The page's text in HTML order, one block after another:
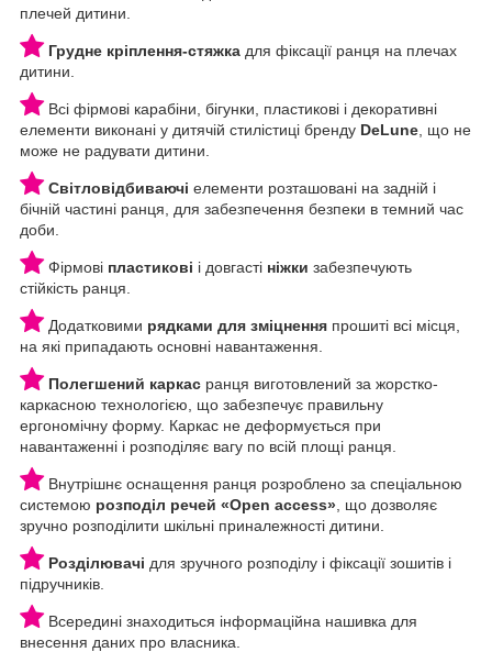
плечей дитини.
Грудне кріплення-стяжка для фіксації ранця на плечах
дитини.
Всі фірмові карабіни, бігунки, пластикові і декоративні
елементи виконані у дитячій стилістиці бренду DeLune , що не
може не радувати дитини.
Світловідбиваючі елементи розташовані на задній і
бічній частині ранця, для забезпечення безпеки в темний час
доби.
Фірмові пластикові і довгасті ніжки забезпечують
стійкість ранця.
Додатковими рядками для зміцнення прошиті всі місця,
на які припадають основні навантаження.
Полегшений каркас ранця виготовлений за жорстко-
каркасною технологією, що забезпечує правильну
ергономічну форму. Каркас не деформується при
навантаженні і розподіляє вагу по всій площі ранця.
Внутрішнє оснащення ранця розроблено за спеціальною
системою розподіл речей «Open access» , що дозволяє
зручно розподілити шкільні приналежності дитини.
Розділювачі для зручного розподілу і фіксації зошитів і
підручників.
Всередині знаходиться інформаційна нашивка для
внесення даних про власника.